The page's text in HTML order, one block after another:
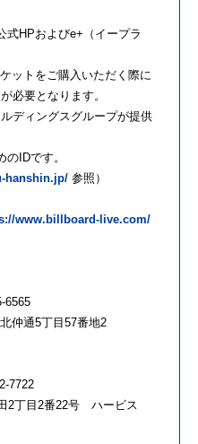
式HPおよびe+（イープラ
ットをご購入いただく際に
必要となります。
ディングスグループが提供
IDです。
hanshin.jp/ 参照）
www.billboard-live.com/
6565
仲通5丁目57番地2
7722
2丁目2番22号 ハービス